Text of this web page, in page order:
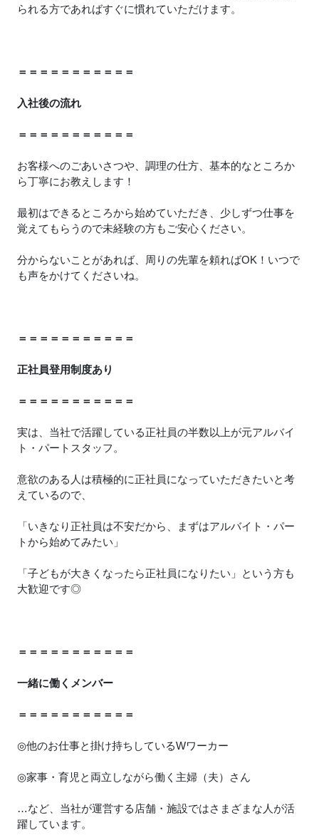
られる方であればすぐに慣れていただけます。
＝＝＝＝＝＝＝＝＝＝＝
入社後の流れ
＝＝＝＝＝＝＝＝＝＝＝
お客様へのごあいさつや、調理の仕方、基本的なところか
ら丁寧にお教えします！
最初はできるところから始めていただき、少しずつ仕事を
覚えてもらうので未経験の方もご安心ください。
分からないことがあれば、周りの先輩を頼ればOK！いつで
も声をかけてくださいね。
＝＝＝＝＝＝＝＝＝＝＝
正社員登用制度あり
＝＝＝＝＝＝＝＝＝＝＝
実は、当社で活躍している正社員の半数以上が元アルバイ
ト・パートスタッフ。
意欲のある人は積極的に正社員になっていただきたいと考
えているので、
「いきなり正社員は不安だから、まずはアルバイト・パー
トから始めてみたい」
「子どもが大きくなったら正社員になりたい」という方も
大歓迎です◎
＝＝＝＝＝＝＝＝＝＝＝
一緒に働くメンバー
＝＝＝＝＝＝＝＝＝＝＝
◎他のお仕事と掛け持ちしているWワーカー
◎家事・育児と両立しながら働く主婦（夫）さん
…など、当社が運営する店舗・施設ではさまざまな人が活
躍しています。